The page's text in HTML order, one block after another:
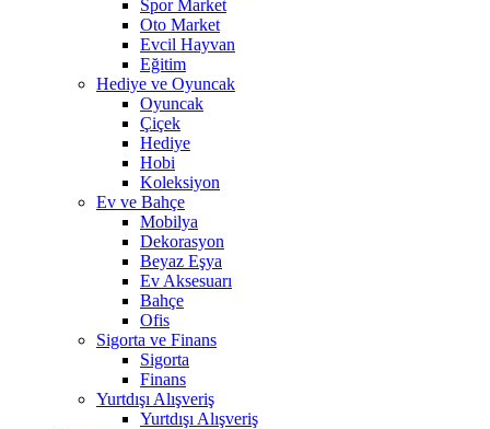
Spor Market
Oto Market
Evcil Hayvan
Eğitim
Hediye ve Oyuncak
Oyuncak
Çiçek
Hediye
Hobi
Koleksiyon
Ev ve Bahçe
Mobilya
Dekorasyon
Beyaz Eşya
Ev Aksesuarı
Bahçe
Ofis
Sigorta ve Finans
Sigorta
Finans
Yurtdışı Alışveriş
Yurtdışı Alışveriş